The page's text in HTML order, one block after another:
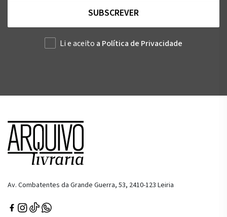
SUBSCREVER
Li e aceito a Política de Privacidade
Av. Combatentes da Grande Guerra, 53, 2410-123 Leiria